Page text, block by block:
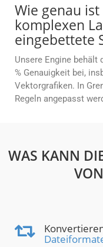
Wie genau
komplexen
eingebettete
Unsere Engine behält
% Genauigkeit bei,
Vektorgrafiken. In
Regeln angepasst
WAS KANN